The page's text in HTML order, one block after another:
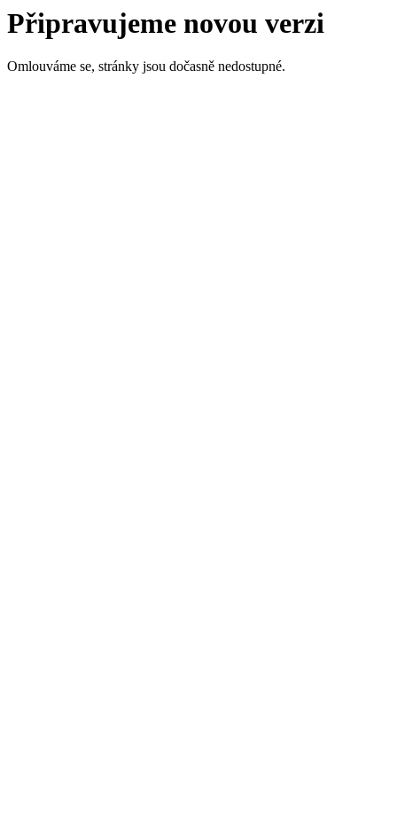
Připravujeme novou verzi
Omlouváme se, stránky jsou dočasně nedostupné.